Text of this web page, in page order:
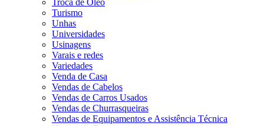
Troca de Óleo
Turismo
Unhas
Universidades
Usinagens
Varais e redes
Variedades
Venda de Casa
Vendas de Cabelos
Vendas de Carros Usados
Vendas de Churrasqueiras
Vendas de Equipamentos e Assistência Técnica